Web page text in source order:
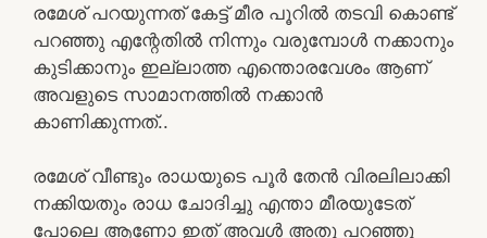
രമേശ് പറയുന്നത് കേട്ട് മീര പൂറിൽ തടവി കൊണ്ട്
പറഞ്ഞു എന്റേതിൽ നിന്നും വരുമ്പോൾ നക്കാനും
കുടിക്കാനും ഇല്ലാത്ത എന്തൊരവേശം ആണ്
അവളുടെ സാമാനത്തിൽ നക്കാൻ
കാണിക്കുന്നത്..
രമേശ് വീണ്ടും രാധയുടെ പൂർ തേൻ വിരലിലാക്കി
നക്കിയതും രാധ ചോദിച്ചു എന്താ മീരയുടേത്
പോലെ ആണോ ഇത് അവൾ അതു പറഞ്ഞു